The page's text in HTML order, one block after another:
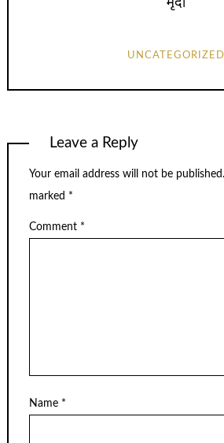
UNCATEGORIZED
Leave a Reply
Your email address will not be published.
marked *
Comment *
Name *